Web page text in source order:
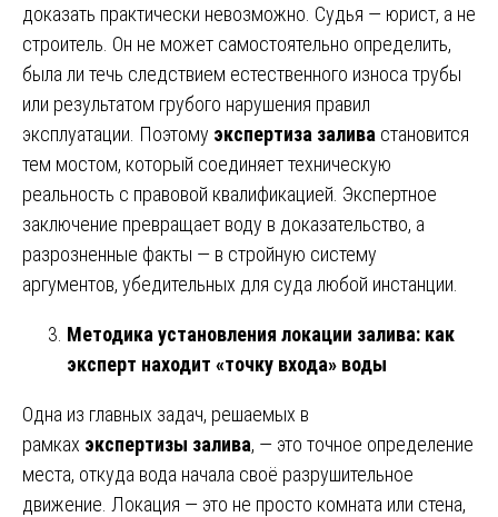
доказать практически невозможно. Судья — юрист, а не
строитель. Он не может самостоятельно определить,
была ли течь следствием естественного износа трубы
или результатом грубого нарушения правил
эксплуатации. Поэтому экспертиза залива становится
тем мостом, который соединяет техническую
реальность с правовой квалификацией. Экспертное
заключение превращает воду в доказательство, а
разрозненные факты — в стройную систему
аргументов, убедительных для суда любой инстанции.
Методика установления локации залива: как
эксперт находит «точку входа» воды
Одна из главных задач, решаемых в
рамках экспертизы залива, — это точное определение
места, откуда вода начала своё разрушительное
движение. Локация — это не просто комната или стена,